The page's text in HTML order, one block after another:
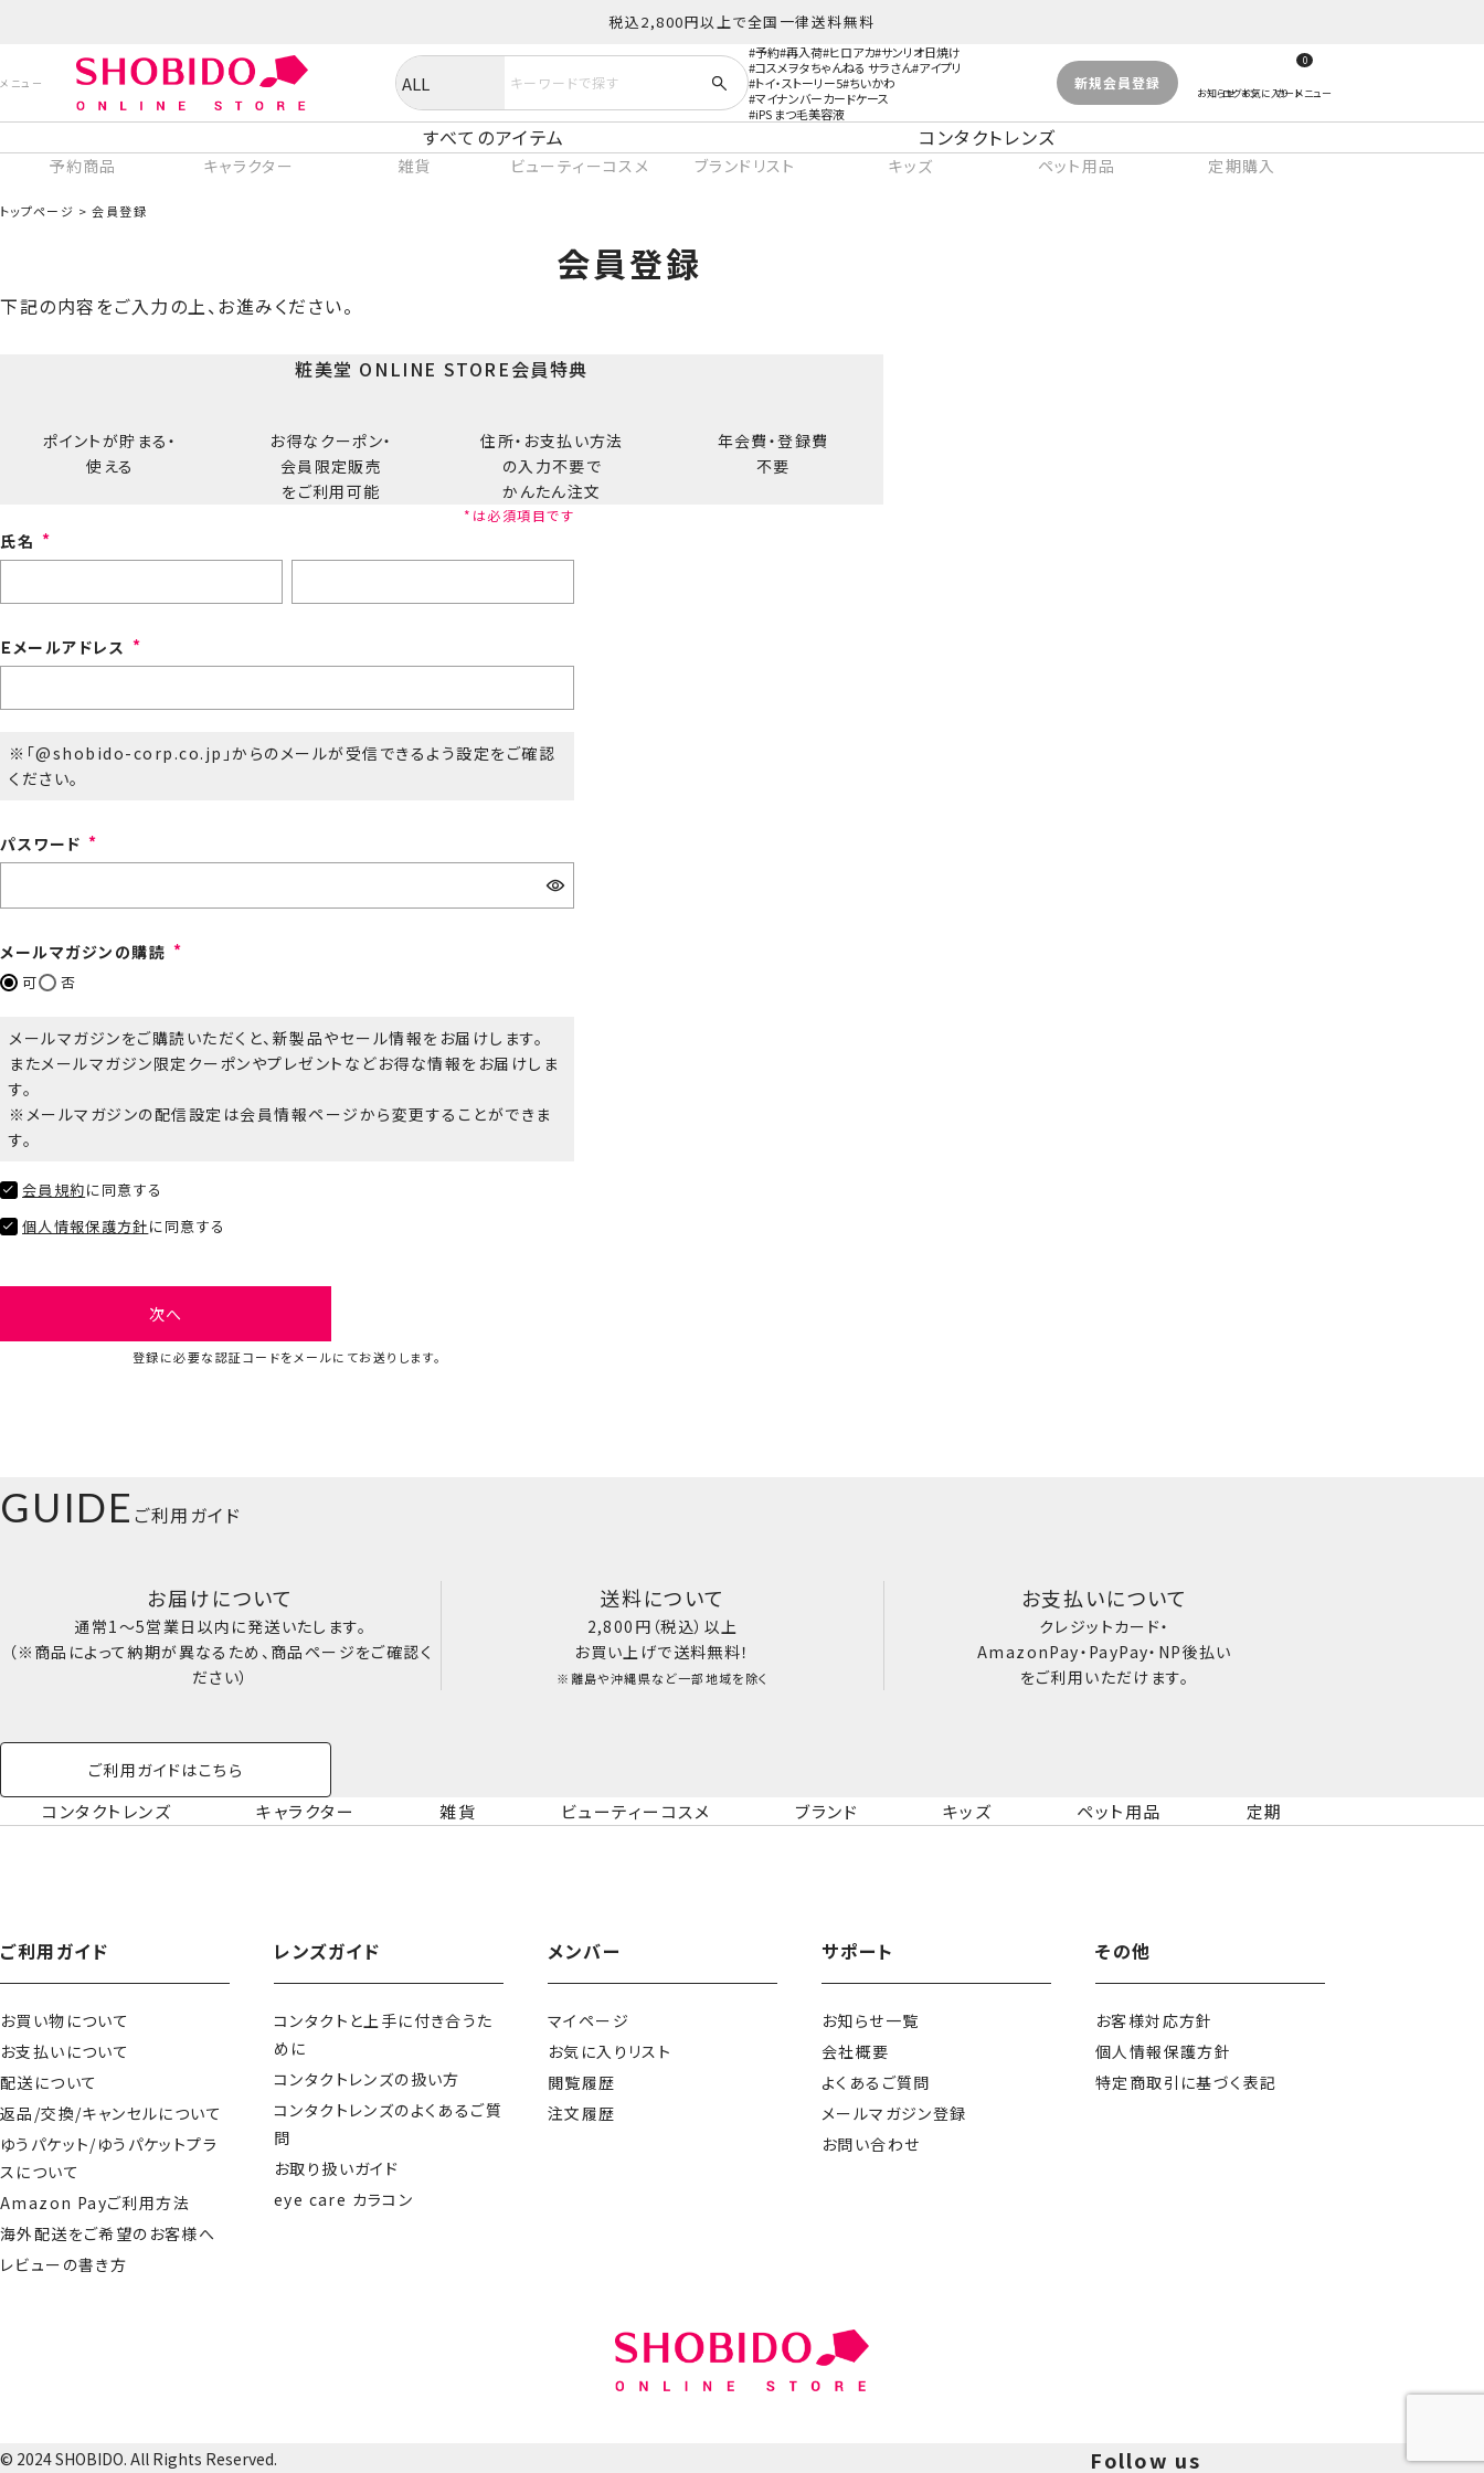
税込2,800円以上で全国一律送料無料
予約 再入荷 ヒロアカ サンリオ日焼け
コスメヲタちゃんねる サラさん アイプリ
トイ・ストーリー5 ちいかわ
マイナンバーカードケース
iPS まつ毛美容液
新規会員登録
0
すべてのアイテム コンタクトレンズ
予約商品 キャラクター 雑貨 ビューティーコスメ ブランドリスト キッズ ペット用品 定期購入
トップページ 会員登録
会員登録
下記の内容をご入力の上、お進みください。
粧美堂 ONLINE STORE会員特典
ポイントが貯まる・
使える
お得なクーポン・
会員限定販売
をご利用可能
住所・お支払い方法
の入力不要で
かんたん注文
年会費・登録費
不要
氏名
Ｅメールアドレス
※「@shobido-corp.co.jp」からのメールが受信できるよう設定をご確認
ください。
パスワード
メールマガジンの購読
可 否
メールマガジンをご購読いただくと、新製品やセール情報をお届けします。
またメールマガジン限定クーポンやプレゼントなどお得な情報をお届けしま
す。
※メールマガジンの配信設定は会員情報ページから変更することができま
す。
会員規約に同意する
個人情報保護方針に同意する
次へ
登録に必要な認証コードをメールにてお送りします。
GUIDE ご利用ガイド
お届けについて
通常1～5営業日以内に発送いたします。
（※商品によって納期が異なるため、商品ページをご確認く
ださい）
送料について
2,800円（税込）以上
お買い上げで送料無料！
※離島や沖縄県など一部地域を除く
お支払いについて
クレジットカード・
AmazonPay・PayPay・NP後払い
をご利用いただけます。
ご利用ガイドはこちら
コンタクトレンズ キャラクター 雑貨 ビューティーコスメ ブランド キッズ ペット用品 定期
ご利用ガイド
お買い物について
お支払いについて
配送について
返品/交換/キャンセルについて
ゆうパケット/ゆうパケットプラ
スについて
Amazon Payご利用方法
海外配送をご希望のお客様へ
レビューの書き方
レンズガイド
コンタクトと上手に付き合うた
めに
コンタクトレンズの扱い方
コンタクトレンズのよくあるご質
問
お取り扱いガイド
eye care カラコン
メンバー
マイページ
お気に入りリスト
閲覧履歴
注文履歴
サポート
お知らせ一覧
会社概要
よくあるご質問
メールマガジン登録
お問い合わせ
その他
お客様対応方針
個人情報保護方針
特定商取引に基づく表記
© 2024 SHOBIDO. All Rights Reserved. Follow us